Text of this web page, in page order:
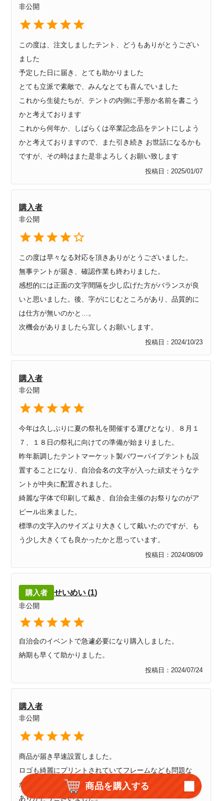
非公開
投稿日 2025/01/07
この度は、注文しましたテント、どうもありがとうござい
ました
予定した日に届き、とても助かりました
とても立派で素敵で、みんなとても喜んでいました
これから生徒たちが、テントの内側に手形か名前を書こう
かと考えております
これから何年か、しばらくは卒業記念品をテントにしよう
かと考えておりますので、また引き続き お世話になるかも
ですが、その時はまた是非よろしくお願い致します
購入者
非公開
投稿日 2024/10/23
この度は早々なる対応を頂きありがとうございました。
無事テントが届き、確認作業も終わりました。
感想的には正面の文字間隔を少し広げた方がバランスが良
いと思いました。後、字がにじむところがあり、品質的に
は仕方が無いのかと…。
次機会がありましたら宜しくお願いします。
購入者
非公開
投稿日 2024/08/09
今年は久しぶりに夏の祭礼を開催する運びとなり、８月１
７、１８日の祭礼に向けての準備が始まりました。
昨年新調したテントマーケット製パワーパイプテントも設
置することになり、自治会名の文字が入った頑丈そうなテ
ントが中央に配置されました。
綺麗な字体で印刷して戴き、自治会主催のお祭りなのがア
ピール出来ました。
標準の文字入のサイズより大きくして戴いたのですが、も
う少し大きくても良かったかと思っています。
せいめい 1
購入者
非公開
投稿日 2024/07/24
自治会のイベントで急遽必要になり購入しました。
納期も早くて助かりました。
購入者
非公開
商品が届き早速設置しました。
ロゴも綺麗にプリントされていてフレームなども問題な
かったです。
ありがとうございました。
商品を購入する